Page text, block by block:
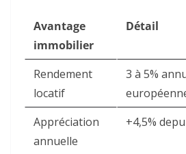
Avantage
immobilier
Détail
Rendement
locatif
3 à 5%
Appréciation
annuelle
+4,5%